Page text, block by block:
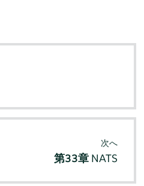
次へ
第33章 NATS